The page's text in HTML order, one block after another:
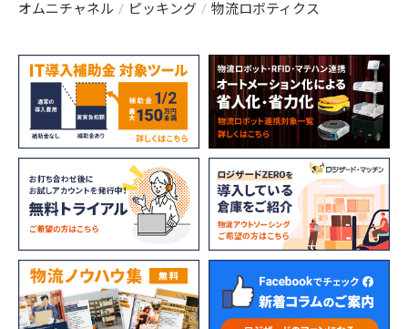
オムニチャネル ピッキング 物流ロボティクス